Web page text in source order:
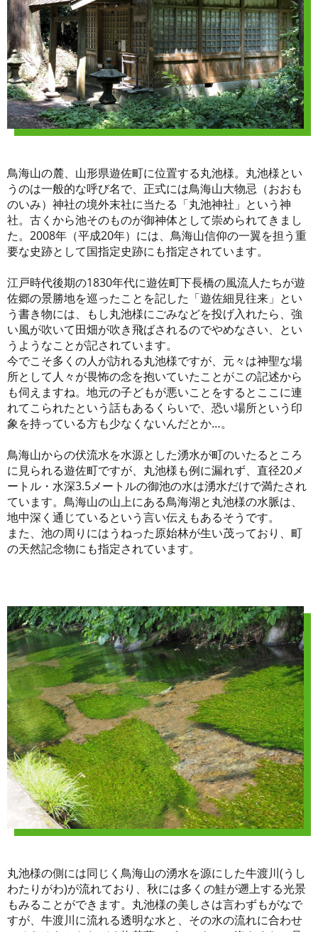
鳥海山の麓、山形県遊佐町に位置する丸池様。丸池様とい
うのは一般的な呼び名で、正式には鳥海山大物忌（おおも
のいみ）神社の境外末社に当たる「丸池神社」という神
社。古くから池そのものが御神体として崇められてきまし
た。2008年（平成20年）には、鳥海山信仰の一翼を担う重
要な史跡として国指定史跡にも指定されています。
江戸時代後期の1830年代に遊佐町下長橋の風流人たちが遊
佐郷の景勝地を巡ったことを記した「遊佐細見往来」とい
う書き物には、もし丸池様にごみなどを投げ入れたら、強
い風が吹いて田畑が吹き飛ばされるのでやめなさい、とい
うようなことが記されています。
今でこそ多くの人が訪れる丸池様ですが、元々は神聖な場
所として人々が畏怖の念を抱いていたことがこの記述から
も伺えますね。地元の子どもが悪いことをするとここに連
れてこられたという話もあるくらいで、恐い場所という印
象を持っている方も少なくないんだとか…。
鳥海山からの伏流水を水源とした湧水が町のいたるところ
に見られる遊佐町ですが、丸池様も例に漏れず、直径20メ
ートル・水深3.5メートルの御池の水は湧水だけで満たされ
ています。鳥海山の山上にある鳥海湖と丸池様の水脈は、
地中深く通じているという言い伝えもあるそうです。
また、池の周りにはうねった原始林が生い茂っており、町
の天然記念物にも指定されています。
丸池様の側には同じく鳥海山の湧水を源にした牛渡川(うし
わたりがわ)が流れており、秋には多くの鮭が遡上する光景
もみることができます。丸池様の美しさは言わずもがなで
すが、牛渡川に流れる透明な水と、その水の流れに合わせ